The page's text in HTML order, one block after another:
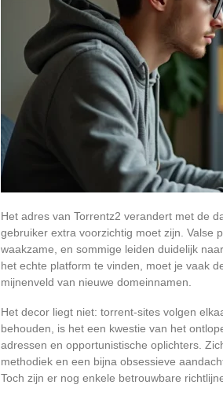
Het adres van Torrentz2 verandert met de
gebruiker extra voorzichtig moet zijn. Valse
waakzame, en sommige leiden duidelijk
het echte platform te vinden, moet je vaak
mijnenveld van nieuwe domeinnamen.
Het decor liegt niet: torrent-sites volgen
behouden, is het een kwestie van het
adressen en opportunistische oplichters.
methodiek en een bijna obsessieve
Toch zijn er nog enkele betrouwbare